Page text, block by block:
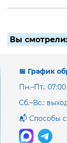
Вы смотрели:
📅 График
Пн.–Пт.:
Сб.–Вс.:
📬 Способы